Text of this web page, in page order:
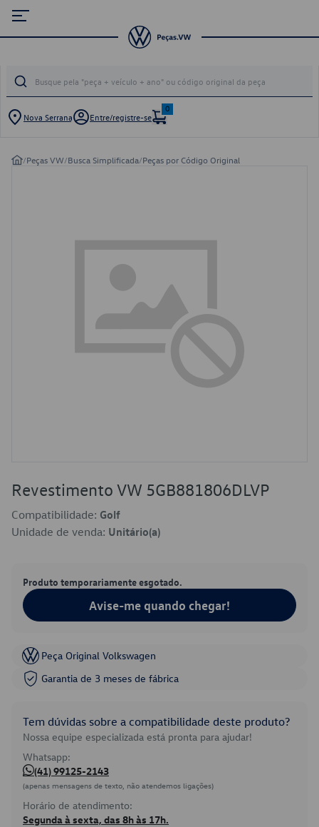
Nova Serrana Entre/registre-se
0
/Peças VW/Busca Simplificada/Peças por Código Original
Revestimento VW 5GB881806DLVP
Compatibilidade: Golf
Unidade de venda: Unitário(a)
Produto temporariamente esgotado.
Avise-me quando chegar!
Peça Original Volkswagen
Garantia de 3 meses de fábrica
Tem dúvidas sobre a compatibilidade deste produto?
Nossa equipe especializada está pronta para ajudar!
Whatsapp:
(41) 99125-2143
(apenas mensagens de texto, não atendemos ligações)
Horário de atendimento:
Segunda à sexta, das 8h às 17h.